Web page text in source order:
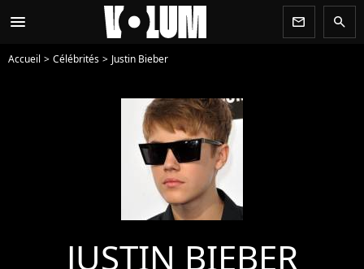
menu newsletter search
Accueil Célébrités Justin Bieber
JUSTIN BIEBER